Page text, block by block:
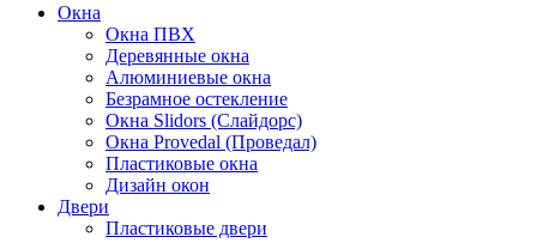
Окна
Окна ПВХ
Деревянные окна
Алюминиевые окна
Безрамное остекление
Окна Slidors (Слайдорс)
Окна Provedal (Проведал)
Пластиковые окна
Дизайн окон
Двери
Пластиковые двери